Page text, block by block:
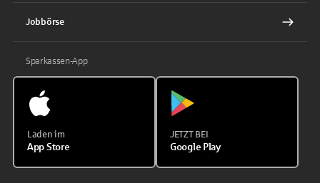
Jobbörse
Sparkassen-App
Laden im
App Store
JETZT BEI
Google Play